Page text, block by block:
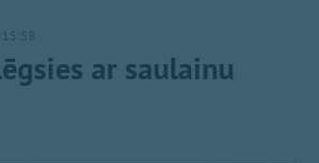
ar saulainu